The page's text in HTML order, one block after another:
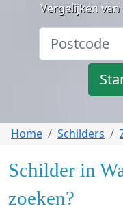
Vergelijken
Home Schilders
Schilder in
zoeken?